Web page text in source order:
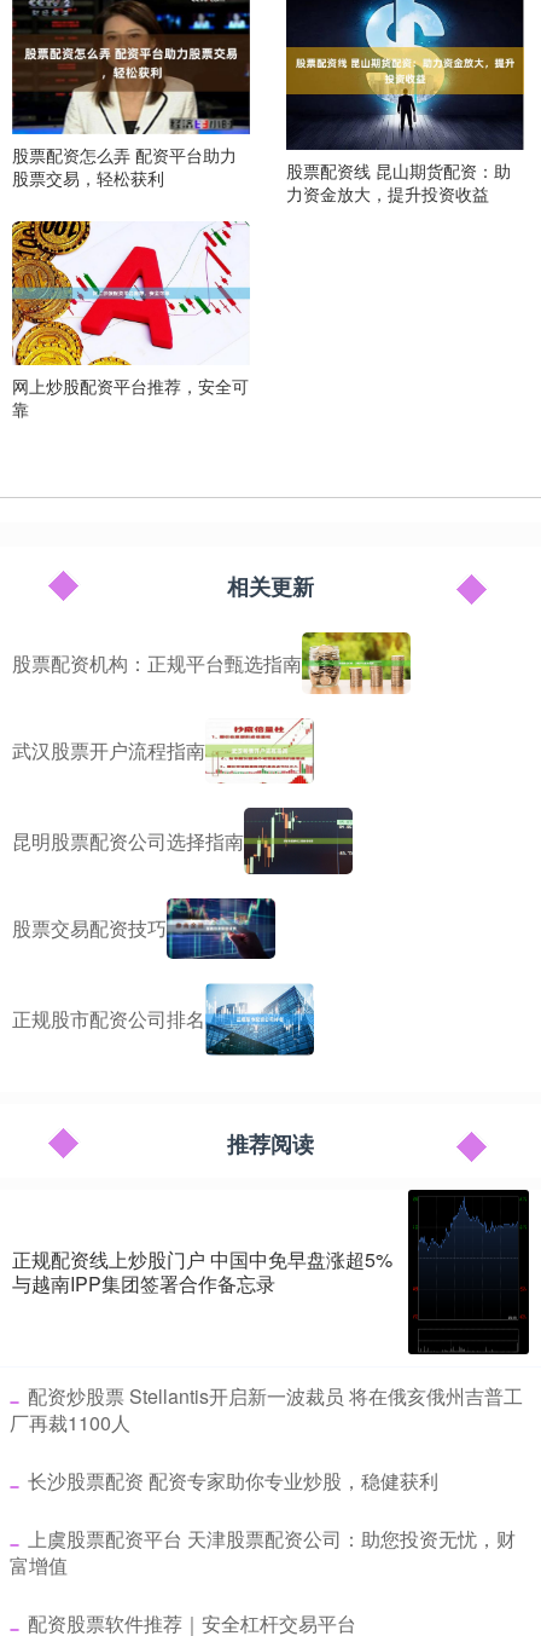
股票配资怎么弄 配资平台助力
股票交易，轻松获利
股票配资线 昆山期货配资：助
力资金放大，提升投资收益
网上炒股配资平台推荐，安全可
靠
相关更新
股票配资机构：正规平台甄选指南
武汉股票开户流程指南
昆明股票配资公司选择指南
股票交易配资技巧
正规股市配资公司排名
推荐阅读
正规配资线上炒股门户 中国中免早盘涨超5%
与越南IPP集团签署合作备忘录
​配资炒股票 Stellantis开启新一波裁员 将在俄亥俄州吉普工
厂再裁1100人
​长沙股票配资 配资专家助你专业炒股，稳健获利
​上虞股票配资平台 天津股票配资公司：助您投资无忧，财
富增值
​配资股票软件推荐｜安全杠杆交易平台